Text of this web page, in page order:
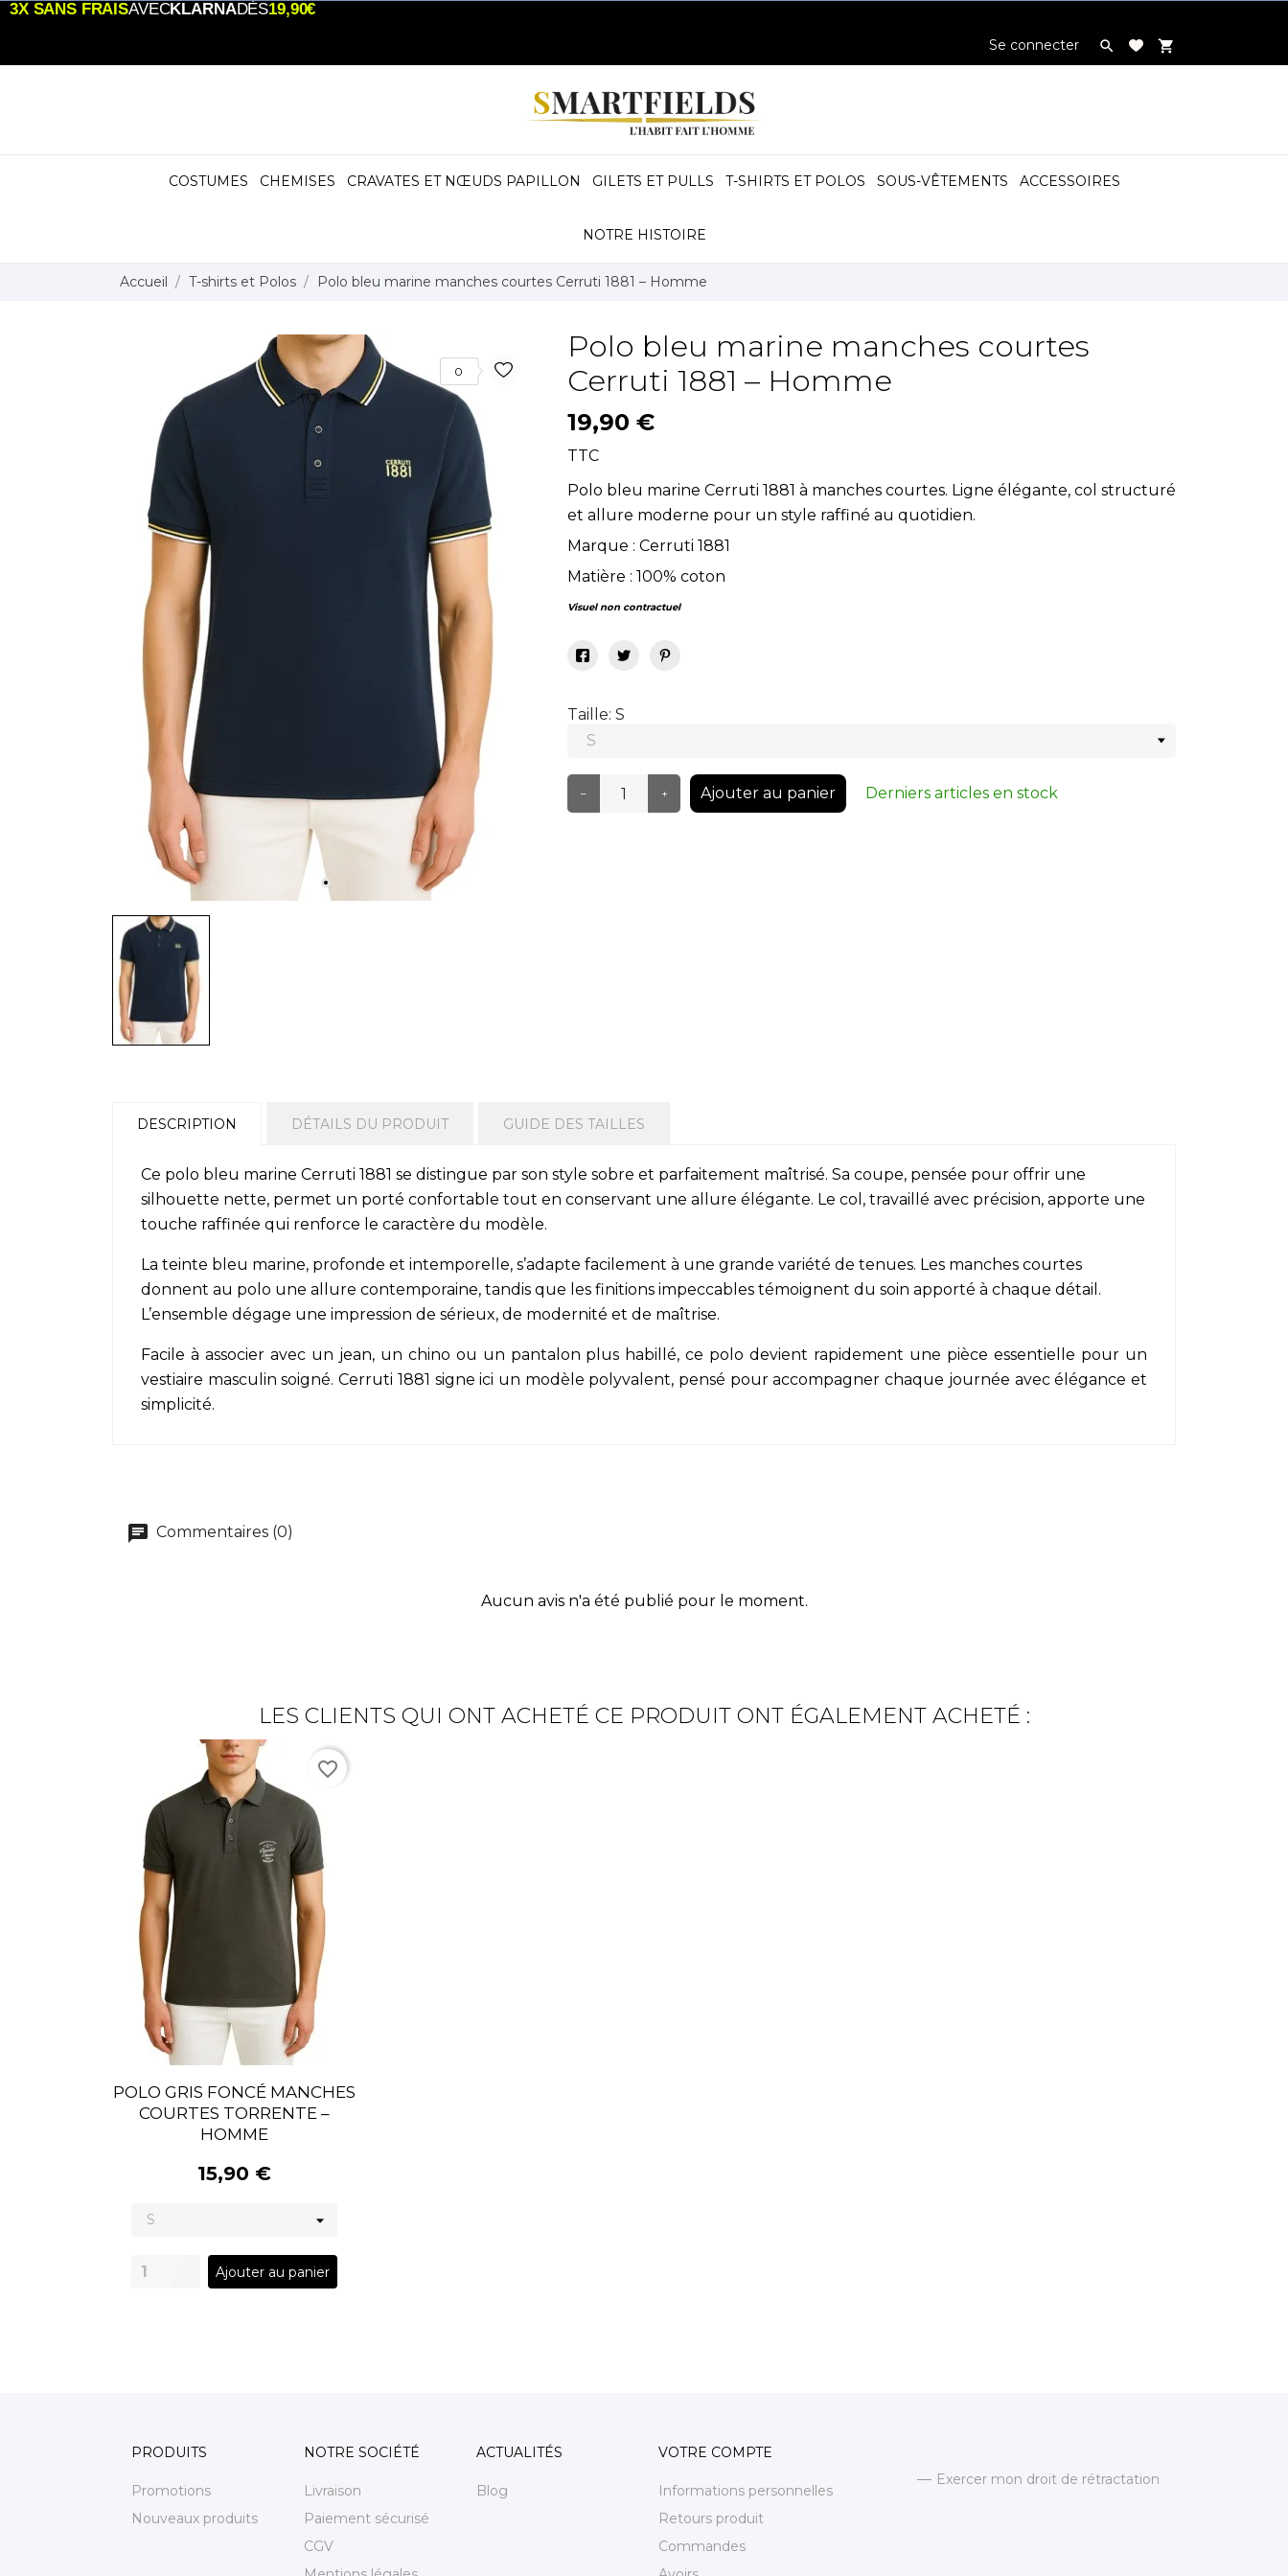
3X SANS FRAISAVECKLARNADÈS19,90€
Se connecter  shopping_cart
COSTUMES CHEMISES CRAVATES ET NŒUDS PAPILLON GILETS ET PULLS T-SHIRTS ET POLOS SOUS-VÊTEMENTS ACCESSOIRES
NOTRE HISTOIRE
Accueil T-shirts et Polos Polo bleu marine manches courtes Cerruti 1881 – Homme
0
Polo bleu marine manches courtes
Cerruti 1881 – Homme
19,90 €
TTC
Polo bleu marine Cerruti 1881 à manches courtes. Ligne élégante, col structuré
et allure moderne pour un style raffiné au quotidien.
Marque : Cerruti 1881
Matière : 100% coton
Visuel non contractuel
Taille: S
– + Ajouter au panier Derniers articles en stock
DESCRIPTION DÉTAILS DU PRODUIT GUIDE DES TAILLES
Ce polo bleu marine Cerruti 1881 se distingue par son style sobre et parfaitement maîtrisé. Sa coupe, pensée pour offrir une
silhouette nette, permet un porté confortable tout en conservant une allure élégante. Le col, travaillé avec précision, apporte une
touche raffinée qui renforce le caractère du modèle.
La teinte bleu marine, profonde et intemporelle, s’adapte facilement à une grande variété de tenues. Les manches courtes
donnent au polo une allure contemporaine, tandis que les finitions impeccables témoignent du soin apporté à chaque détail.
L’ensemble dégage une impression de sérieux, de modernité et de maîtrise.
Facile à associer avec un jean, un chino ou un pantalon plus habillé, ce polo devient rapidement une pièce essentielle pour un
vestiaire masculin soigné. Cerruti 1881 signe ici un modèle polyvalent, pensé pour accompagner chaque journée avec élégance et
simplicité.
Commentaires (0)
Aucun avis n'a été publié pour le moment.
LES CLIENTS QUI ONT ACHETÉ CE PRODUIT ONT ÉGALEMENT ACHETÉ :
POLO GRIS FONCÉ MANCHES
COURTES TORRENTE –
HOMME
15,90 €
Ajouter au panier
favorite_border
PRODUITS
Promotions
Nouveaux produits
NOTRE SOCIÉTÉ
Livraison
Paiement sécurisé
CGV
ACTUALITÉS
Blog
VOTRE COMPTE
Informations personnelles
Retours produit
Commandes
Exercer mon droit de rétractation